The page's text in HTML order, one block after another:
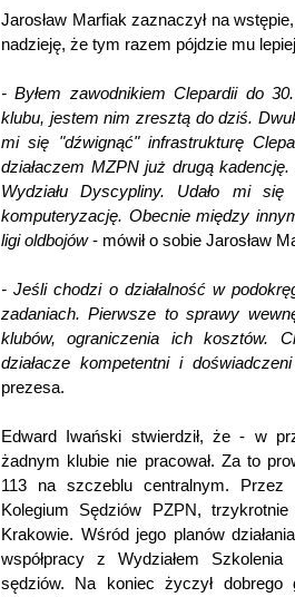
Jarosław Marfiak zaznaczył na
nadzieję, że tym razem pójdzie mu
- Byłem zawodnikiem Clepardii do
klubu, jestem nim zresztą do dziś.
mi się "dźwignąć" infrastrukturę
działaczem MZPN już drugą
Wydziału Dyscypliny. Udało mi
komputeryzację. Obecnie między
ligi oldbojów- mówił o sobie Jarosław
- Jeśli chodzi o działalność w
zadaniach. Pierwsze to sprawy
klubów, ograniczenia ich kosztów.
działacze kompetentni i doświadczeni
prezesa.
Edward Iwański stwierdził, że - w
żadnym klubie nie pracował. Za to
113 na szczeblu centralnym. Przez
Kolegium Sędziów PZPN,
Krakowie. Wśród jego planów
współpracy z Wydziałem
sędziów. Na koniec życzył dobrego